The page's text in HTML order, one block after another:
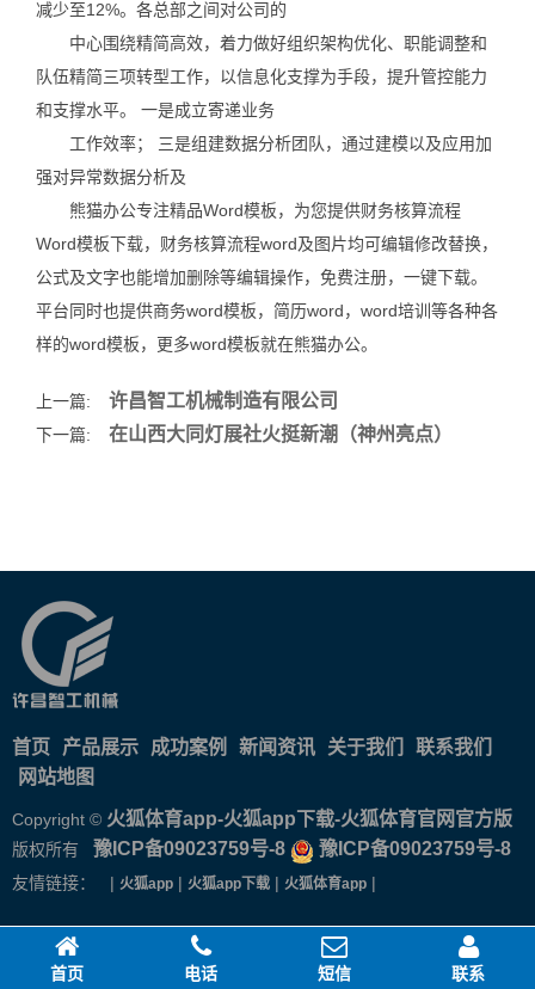
减少至12%。各总部之间对公司的
中心围绕精简高效，着力做好组织架构优化、职能调整和
队伍精简三项转型工作，以信息化支撑为手段，提升管控能力
和支撑水平。 一是成立寄递业务
工作效率； 三是组建数据分析团队，通过建模以及应用加
强对异常数据分析及
熊猫办公专注精品Word模板，为您提供财务核算流程
Word模板下载，财务核算流程word及图片均可编辑修改替换，
公式及文字也能增加删除等编辑操作，免费注册，一键下载。
平台同时也提供商务word模板，简历word，word培训等各种各
样的word模板，更多word模板就在熊猫办公。
上一篇: 许昌智工机械制造有限公司
下一篇: 在山西大同灯展社火挺新潮（神州亮点）
首页 产品展示 成功案例 新闻资讯 关于我们
联系我们
网站地图
Copyright © 火狐体育app-火狐app下载-火狐体育官网官方版
版权所有 豫ICP备09023759号-8 豫ICP备09023759号-8
友情链接： | 火狐app | 火狐app下载 | 火狐体育app |
首页 电话 短信 联系